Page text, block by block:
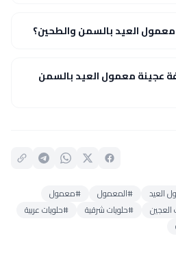
العيد بالسمن والطحين؟
معمول العيد بالسمن
العيد #المعمول
#معمول
#حلويات شرقية
#حلويات عربية